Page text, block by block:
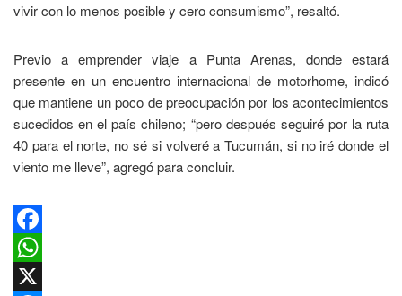
vivir con lo menos posible y cero consumismo”, resaltó.
Previo a emprender viaje a Punta Arenas, donde estará
presente en un encuentro internacional de motorhome, indicó
que mantiene un poco de preocupación por los acontecimientos
sucedidos en el país chileno; “pero después seguiré por la ruta
40 para el norte, no sé si volveré a Tucumán, si no iré donde el
viento me lleve”, agregó para concluir.
Facebook
WhatsApp